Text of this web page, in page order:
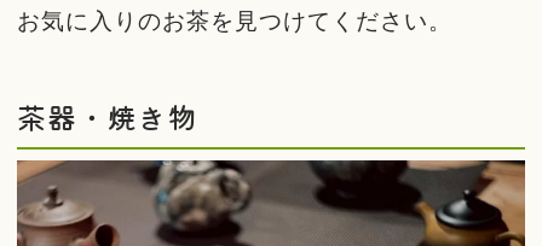
お気に入りのお茶を見つけてください。
茶器・焼き物